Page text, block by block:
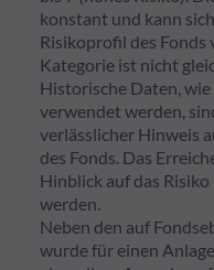
konstant und kann
Risikoprofil des
Kategorie ist nicht
Historische Daten, wie
verwendet werden,
verlässlicher Hinweis
des Fonds. Das
Hinblick auf das
werden.
Neben den auf
wurde für einen